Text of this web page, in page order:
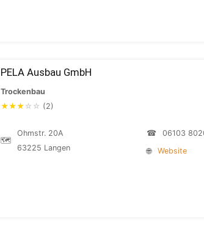
PELA Ausbau GmbH
Trockenbau
★★★ ☆ ☆ (2)
🗺
Ohmstr. 20A
63225 Langen
☎
06103
🌐
Website